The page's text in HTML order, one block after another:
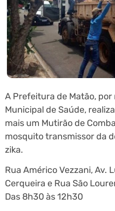
A Prefeitura de Matão, por
Municipal de Saúde,
mais um Mutirão de
mosquito transmissor da
zika.
Rua Américo Vezzani, Av.
Cerqueira e Rua São
Das 8h30 às 12h30